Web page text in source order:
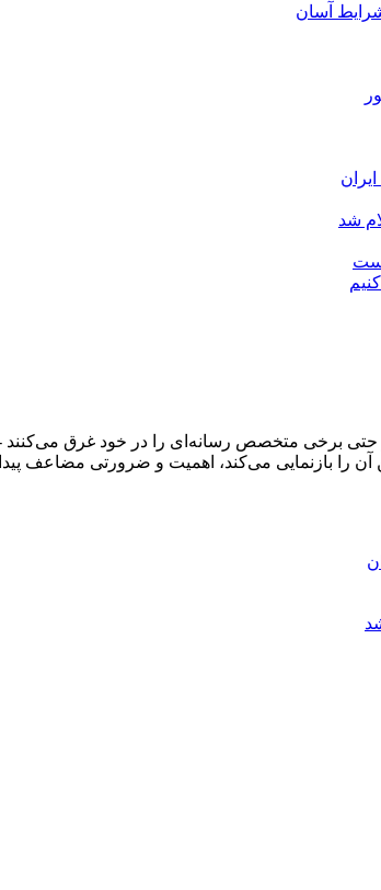
آسان
شد
و حتی برخی متخصص رسانه‌ای را در خود غرق
را بازنمایی می‌کند، اهمیت و ضرورتی مضاعف